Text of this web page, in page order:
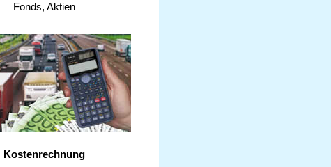
Fonds, Aktien
Kostenrechnung